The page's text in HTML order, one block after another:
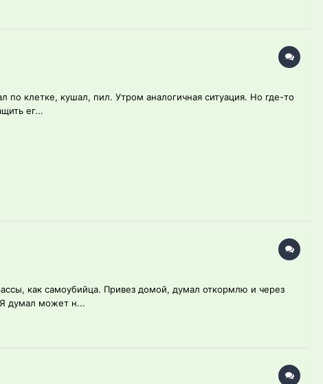
по клетке, кушал, пил. Утром аналогичная ситуация. Но где-то
ег...
как самоубийца. Привез домой, думал откормлю и через
Я думал может н...